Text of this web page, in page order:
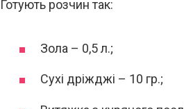
Готують розчин так:
Зола – 0,5 л.;
Сухі дріжджі – 10 гр.;